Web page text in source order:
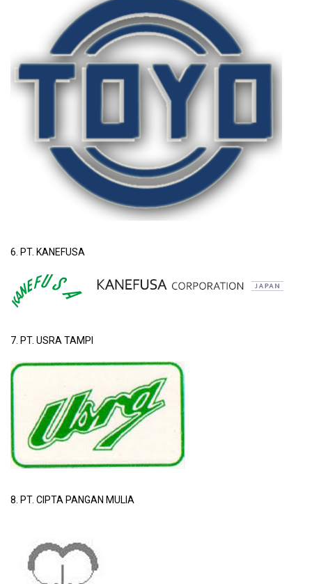
6. PT. KANEFUSA
7. PT. USRA TAMPI
8. PT. CIPTA PANGAN MULIA